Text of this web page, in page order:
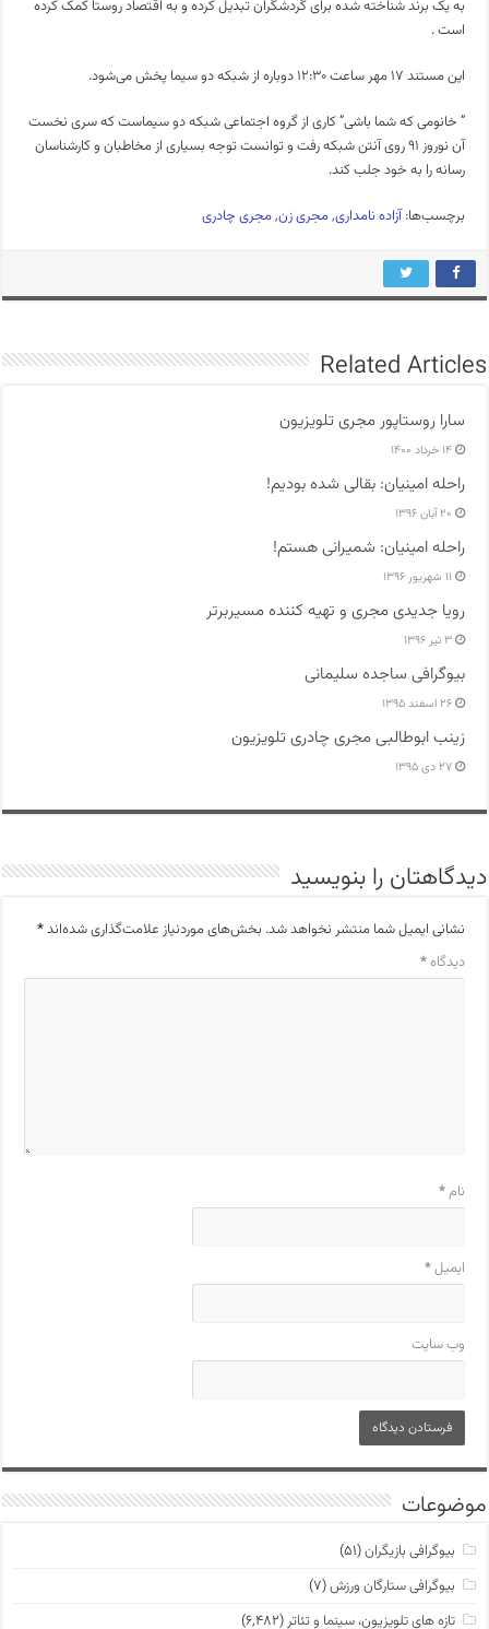
به یک برند شناخته شده برای گردشگران تبدیل کرده و به اقتصاد روستا کمک کرده
است .
این مستند ۱۷ مهر ساعت ۱۲:۳۰ دوباره از شبکه دو سیما پخش می‌شود.
” خانومی که شما باشی” کاری از گروه اجتماعی شبکه دو سیماست که سری نخست
آن نوروز ۹۱ روی آنتن شبکه رفت و توانست توجه بسیاری از مخاطبان و کارشناسان
رسانه را به خود جلب کند.
برچسب‌ها:آزاده نامداری,مجری زن,مجری چادری
Related Articles
سارا روستاپور مجری تلویزیون
۱۴ خرداد ۱۴۰۰
راحله امینیان: بقالی شده بودیم!
۲۰ آبان ۱۳۹۶
راحله امینیان: شمیرانی هستم!
۱۱ شهریور ۱۳۹۶
رویا جدیدی مجری و تهیه کننده مسیربرتر
۳ تیر ۱۳۹۶
بیوگرافی ساجده سلیمانی
۲۶ اسفند ۱۳۹۵
زینب ابوطالبی مجری چادری تلویزیون
۲۷ دی ۱۳۹۵
دیدگاهتان را بنویسید
نشانی ایمیل شما منتشر نخواهد شد. بخش‌های موردنیاز علامت‌گذاری شده‌اند*
دیدگاه*
نام*
ایمیل*
وب‌ سایت
موضوعات
بیوگرافی بازیگران(۵۱)
بیوگرافی ستارگان ورزش(۷)
تازه های تلویزیون، سینما و تئاتر (۶,۴۸۲)